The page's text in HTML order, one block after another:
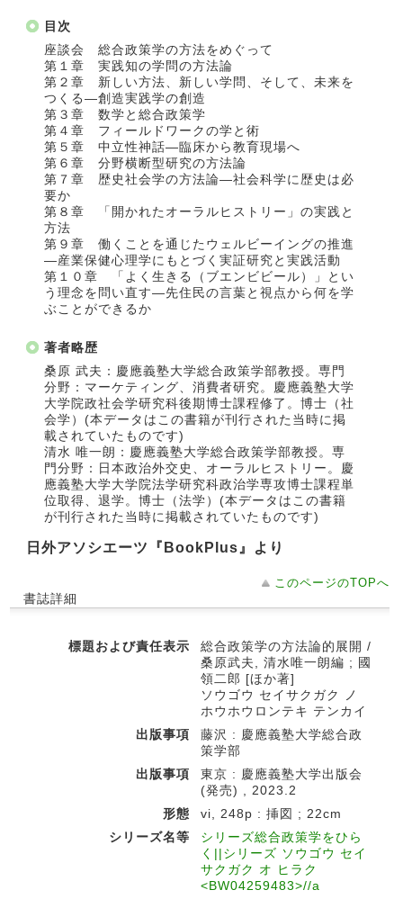
目次
座談会 総合政策学の方法をめぐって
第１章 実践知の学問の方法論
第２章 新しい方法、新しい学問、そして、未来を
つくる―創造実践学の創造
第３章 数学と総合政策学
第４章 フィールドワークの学と術
第５章 中立性神話―臨床から教育現場へ
第６章 分野横断型研究の方法論
第７章 歴史社会学の方法論―社会科学に歴史は必
要か
第８章 「開かれたオーラルヒストリー」の実践と
方法
第９章 働くことを通じたウェルビーイングの推進
―産業保健心理学にもとづく実証研究と実践活動
第１０章 「よく生きる（ブエンビビール）」とい
う理念を問い直す―先住民の言葉と視点から何を学
ぶことができるか
著者略歴
桑原 武夫：慶應義塾大学総合政策学部教授。専門
分野：マーケティング、消費者研究。慶應義塾大学
大学院政社会学研究科後期博士課程修了。博士（社
会学）(本データはこの書籍が刊行された当時に掲
載されていたものです)
清水 唯一朗：慶應義塾大学総合政策学部教授。専
門分野：日本政治外交史、オーラルヒストリー。慶
應義塾大学大学院法学研究科政治学専攻博士課程単
位取得、退学。博士（法学）(本データはこの書籍
が刊行された当時に掲載されていたものです)
日外アソシエーツ『BookPlus』より
このページのTOPへ
書誌詳細
標題および責任表示
総合政策学の方法論的展開 /
桑原武夫, 清水唯一朗編 ; 國
領二郎 [ほか著]
ソウゴウ セイサクガク ノ
ホウホウロンテキ テンカイ
出版事項
藤沢 : 慶應義塾大学総合政
策学部
出版事項
東京 : 慶應義塾大学出版会
(発売) , 2023.2
形態
vi, 248p : 挿図 ; 22cm
シリーズ名等
シリーズ総合政策学をひら
く||シリーズ ソウゴウ セイ
サクガク オ ヒラク
<BW04259483>//a